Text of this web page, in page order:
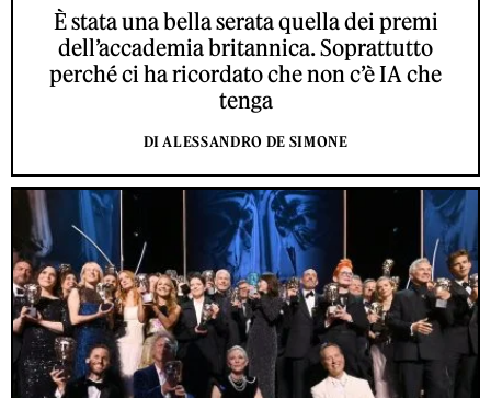
È stata una bella serata quella dei premi
dell’accademia britannica. Soprattutto
perché ci ha ricordato che non c’è IA che
tenga
DI ALESSANDRO DE SIMONE